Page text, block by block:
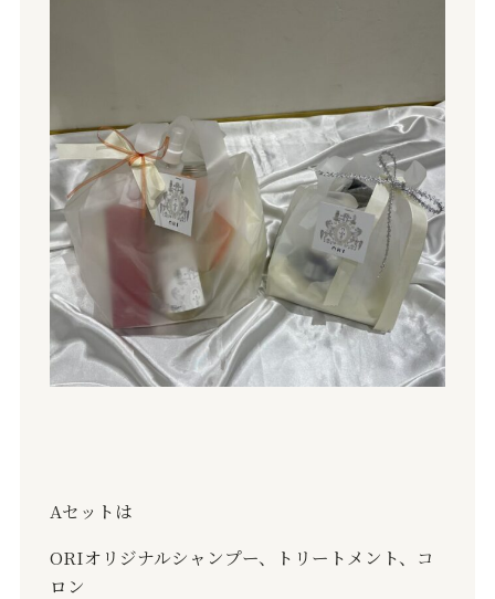
Aセットは
ORIオリジナルシャンプー、トリートメント、コ
ロン